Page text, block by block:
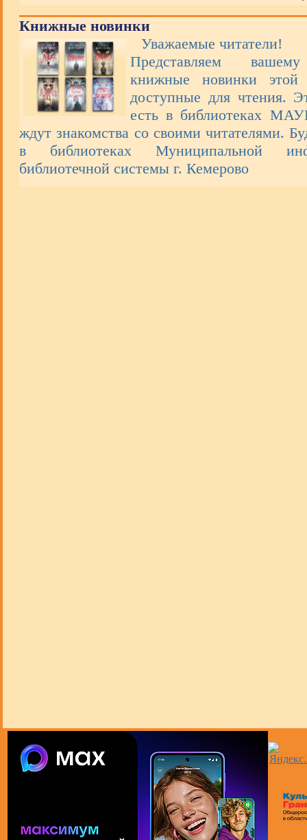
Книжные новинки
Уважаемые читатели!
Представляем
книжные новинки
доступные для чтения.
есть в библиотеках
ждут знакомства со своими читателями.
в библиотеках Муниципальной
библиотечной системы г. Кемерово